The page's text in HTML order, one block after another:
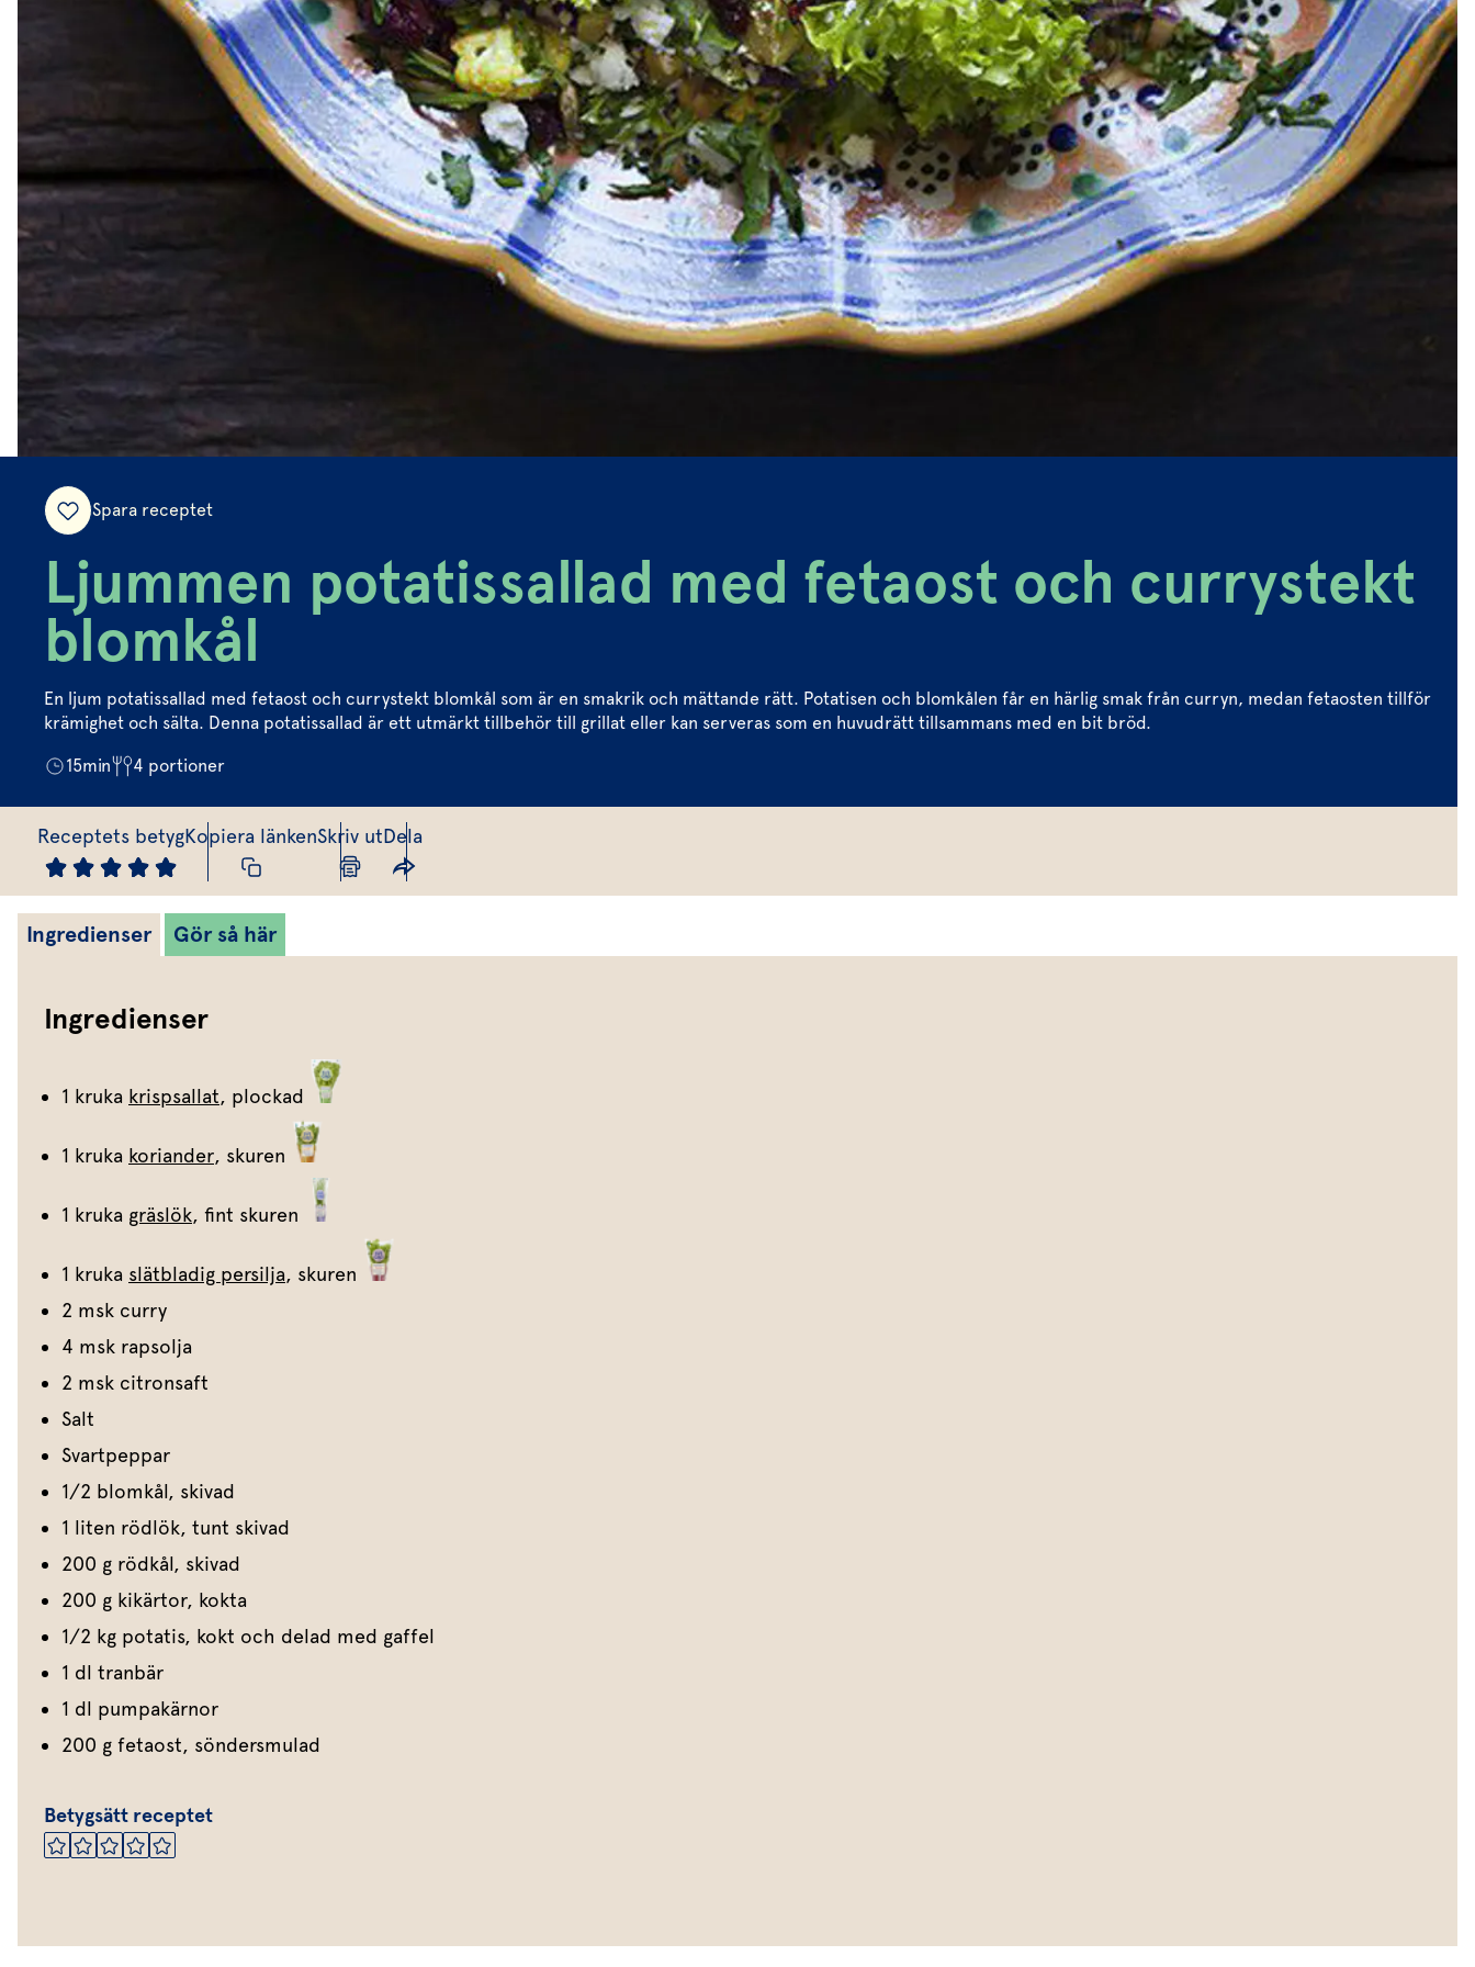
Spara receptet
Ljummen potatissallad med fetaost och currystekt
blomkål
En ljum potatissallad med fetaost och currystekt blomkål som är en smakrik och mättande rätt. Potatisen och blomkålen får en härlig smak från curryn, medan fetaosten tillför
krämighet och sälta. Denna potatissallad är ett utmärkt tillbehör till grillat eller kan serveras som en huvudrätt tillsammans med en bit bröd.
15min 4 portioner
Receptets betygKopiera länkenSkriv utDela
Ingredienser Gör så här
Ingredienser
1 kruka krispsallat, plockad
1 kruka koriander, skuren
1 kruka gräslök, fint skuren
1 kruka slätbladig persilja, skuren
2 msk curry
4 msk rapsolja
2 msk citronsaft
Salt
Svartpeppar
1/2 blomkål, skivad
1 liten rödlök, tunt skivad
200 g rödkål, skivad
200 g kikärtor, kokta
1/2 kg potatis, kokt och delad med gaffel
1 dl tranbär
1 dl pumpakärnor
200 g fetaost, söndersmulad
Betygsätt receptet